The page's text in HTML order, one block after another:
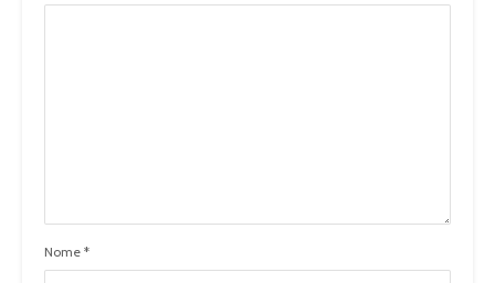
Nome *